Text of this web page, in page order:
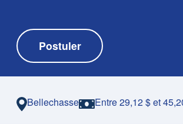
|
Postuler
Bellechasse Entre 29,12 $ et